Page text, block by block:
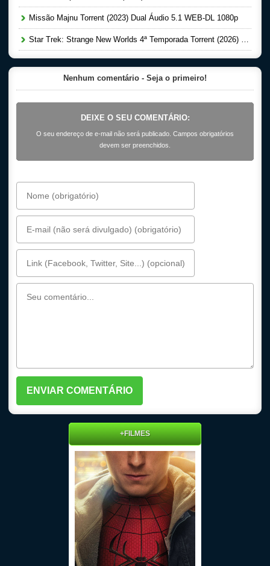
Missão Majnu Torrent (2023) Dual Áudio 5.1 WEB-DL 1080p
Star Trek: Strange New Worlds 4ª Temporada Torrent (2026) Dual Áudio 5.1 WEB-DL 1080p
Nenhum comentário - Seja o primeiro!
DEIXE O SEU COMENTÁRIO:
O seu endereço de e-mail não será publicado. Campos obrigatórios
devem ser preenchidos.
+FILMES